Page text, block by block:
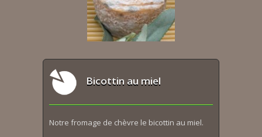
Bicottin au miel
Notre fromage de chèvre le bicottin au miel.